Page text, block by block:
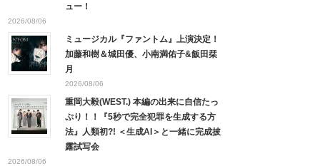
ュー！
2026/08/06
ミュージカル『ファントム』上演決定！
加藤和樹＆城田優、小南満佑子&飯田栞
月
2026/08/06
重岡大毅(WEST.) 本編の出来に自信たっ
ぷり！！『5秒で完全犯罪を生成する方
法』人類初?! ＜生成AI＞と一緒に完成披
露試写会
2026/08/06